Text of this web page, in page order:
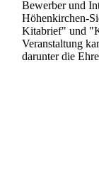
Bewerber und
Höhenkirchen-
Kitabrief" und
Veranstaltung
darunter die